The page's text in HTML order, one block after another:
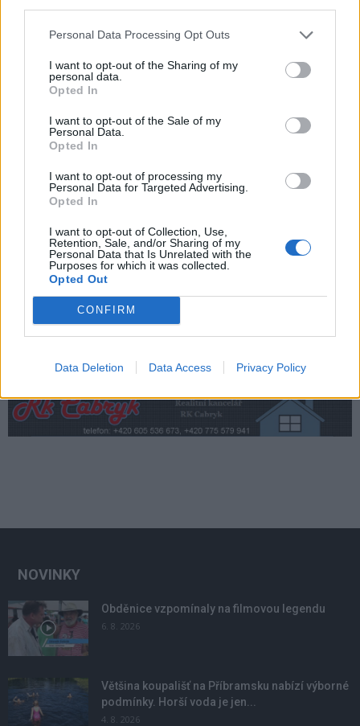
Personal Data Processing Opt Outs
I want to opt-out of the Sharing of my
personal data.
Opted In
I want to opt-out of the Sale of my
Personal Data.
Opted In
I want to opt-out of processing my
Personal Data for Targeted Advertising.
Opted In
I want to opt-out of Collection, Use,
Retention, Sale, and/or Sharing of my
Personal Data that Is Unrelated with the
Purposes for which it was collected.
Opted Out
CONFIRM
Data Deletion Data Access Privacy Policy
Zpravodajství
Většina koupališť na Příbramsku nabízí
Živohošti
Zpravodajství
Příbram modernizuje parkovací automaty.
Přibudou i tři nové poblíž Svaté Hory
Zpravodajství
Středočeský kraj upravil pravidla soutěže.
vzniku odpadu
NOVINKY
Obděnice vzpomínaly na filmovou legendu
6. 8. 2026
Většina koupališť na Příbramsku nabízí výborné
podmínky. Horší voda je jen...
4. 8. 2026